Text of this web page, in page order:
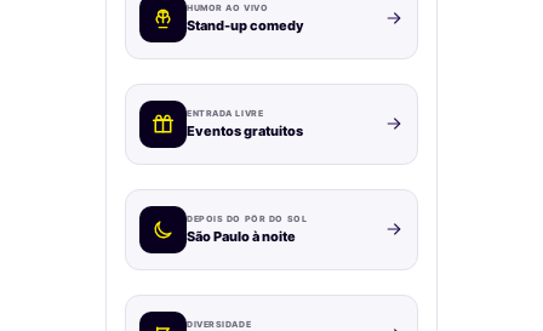
HUMOR AO VIVO
Stand-up comedy
ENTRADA LIVRE
Eventos gratuitos
DEPOIS DO PÔR DO SOL
São Paulo à noite
DIVERSIDADE